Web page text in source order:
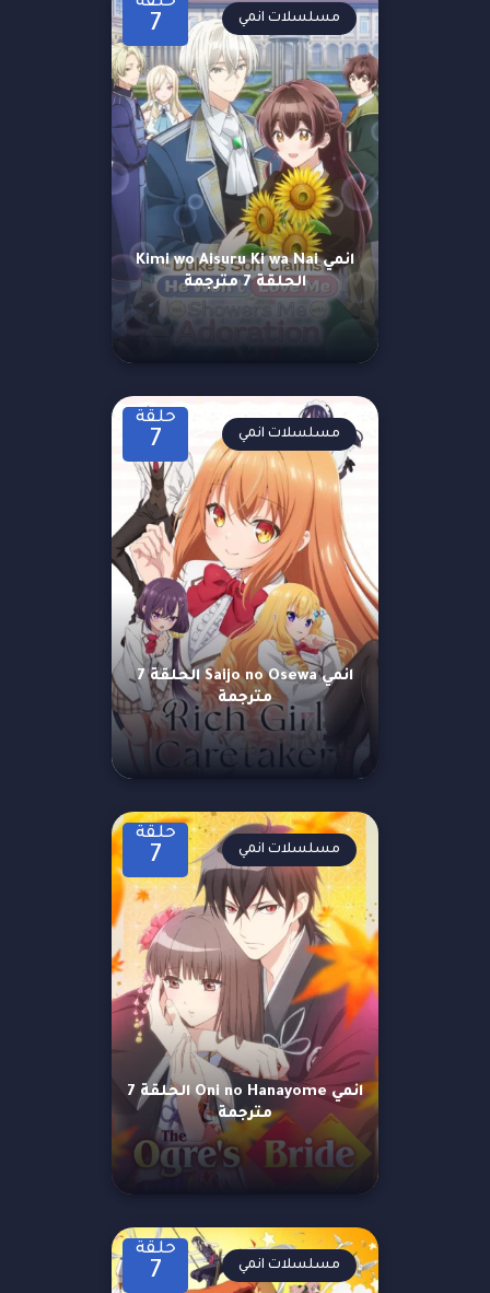
7
انمي Kimi wo Aisuru Ki wa Nai
الحلقة 7 مترجمة
مسلسلات انمي
حلقة
7
انمي Saijo no Osewa الحلقة 7
مترجمة
مسلسلات انمي
حلقة
7
انمي Oni no Hanayome الحلقة 7
مترجمة
مسلسلات انمي
حلقة
7 مسلسلات انمي